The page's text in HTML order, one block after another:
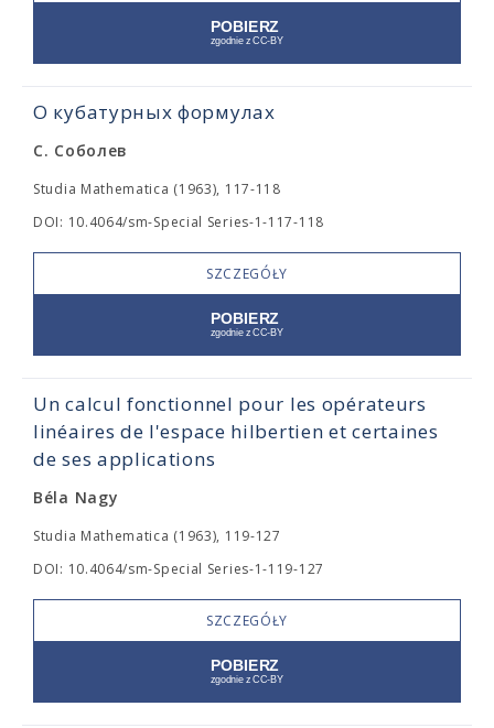
О кубатурных формулах
С. Соболев
Studia Mathematica (1963), 117-118
DOI: 10.4064/sm-Special Series-1-117-118
SZCZEGÓŁY
Un calcul fonctionnel pour les opérateurs
linéaires de l'espace hilbertien et certaines
de ses applications
Béla Nagy
Studia Mathematica (1963), 119-127
DOI: 10.4064/sm-Special Series-1-119-127
SZCZEGÓŁY